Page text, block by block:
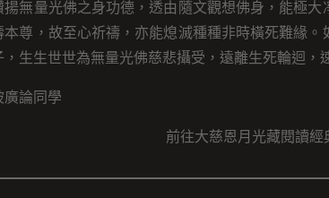
揚無量光佛之身功德，透由隨文觀想佛身，能極大
尊，故至心祈禱，亦能熄滅種種非時橫死難緣。
生生世世為無量光佛慈悲攝受，遠離生死輪迴，
廣論同學
前往大慈恩月光藏閱讀經